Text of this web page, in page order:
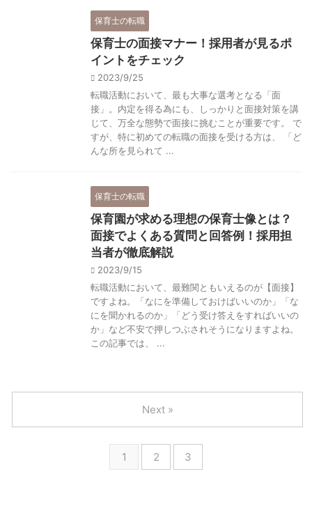
保育士の転職
保育士の面接マナー！採用者が見るポ
イントをチェック
2023/9/25
転職活動において、最も大事な選考となる「面
接」。内定を得る為にも、しっかりと面接対策を講
じて、万全な態勢で面接に挑むことが重要です。 で
すが、特に初めての転職の面接を受ける方は、 「ど
んな所を見られて ...
保育士の転職
保育園が求める理想の保育士像とは？
面接でよくある質問と回答例！採用担
当者が徹底解説
2023/9/15
転職活動において、最難関ともいえるのが【面接】
ですよね。「なにを準備しておけばいいのか」「な
にを聞かれるのか」「どう受け答えをすればいいの
か」など不安で押しつぶされそうになりますよね。
この記事では、 ...
1 2 3
Next »